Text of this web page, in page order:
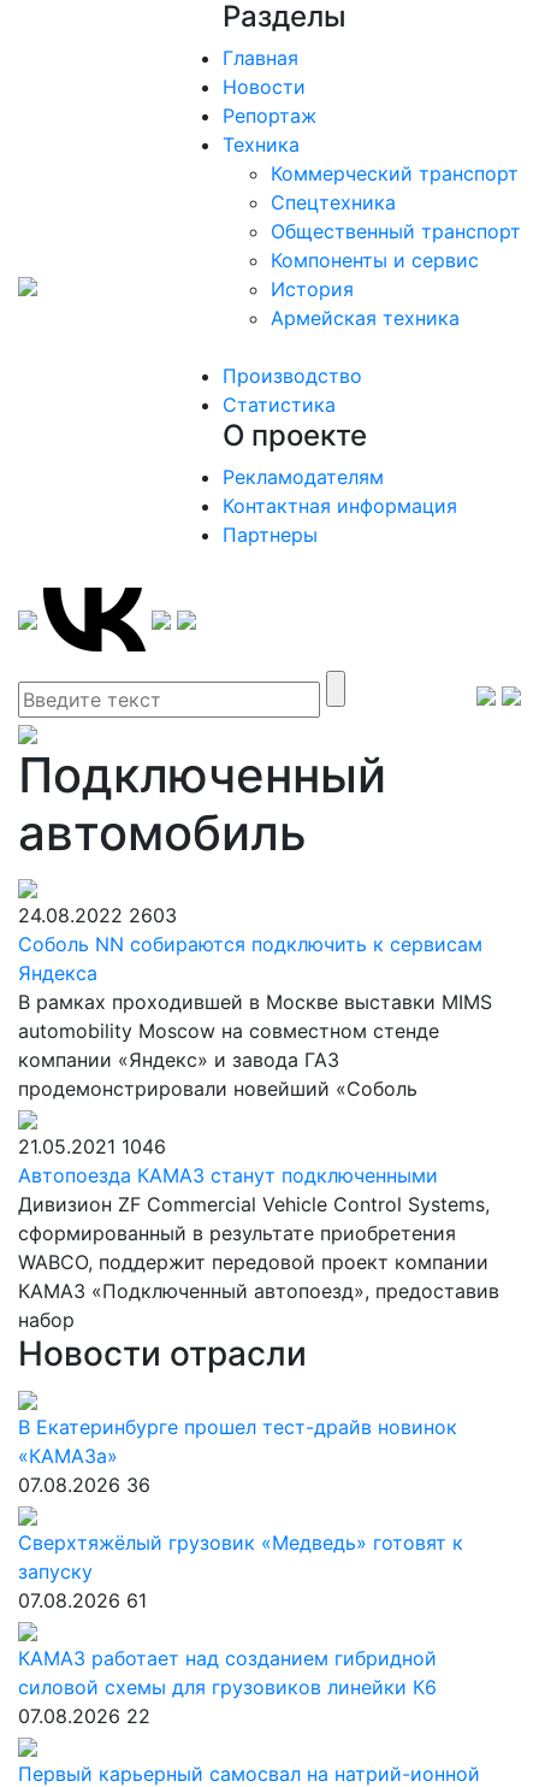
Разделы
Главная
Новости
Репортаж
Техника
Коммерческий транспорт
Спецтехника
Общественный транспорт
Компоненты и сервис
История
Армейская техника
Производство
Статистика
О проекте
Рекламодателям
Контактная информация
Партнеры
Подключенный
автомобиль
24.08.2022 2603
Соболь NN собираются подключить к сервисам
Яндекса
В рамках проходившей в Москве выставки MIMS
automobility Moscow на совместном стенде
компании «Яндекс» и завода ГАЗ
продемонстрировали новейший «Соболь
21.05.2021 1046
Автопоезда КАМАЗ станут подключенными
Дивизион ZF Commercial Vehicle Control Systems,
сформированный в результате приобретения
WABCO, поддержит передовой проект компании
КАМАЗ «Подключенный автопоезд», предоставив
набор
Новости отрасли
В Екатеринбурге прошел тест-драйв новинок
«КАМАЗа»
07.08.2026 36
Сверхтяжёлый грузовик «Медведь» готовят к
запуску
07.08.2026 61
КАМАЗ работает над созданием гибридной
силовой схемы для грузовиков линейки К6
07.08.2026 22
Первый карьерный самосвал на натрий-ионной